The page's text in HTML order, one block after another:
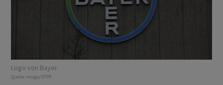
Logo von Bayer.
Quelle: imago/STPP